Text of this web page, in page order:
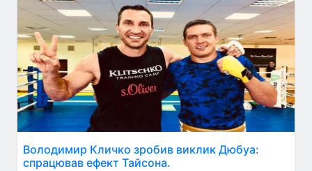
Володимир Кличко зробив виклик Дюбуа:
спрацював ефект Тайсона.